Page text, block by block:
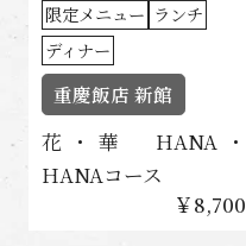
限定メニュー ランチ
ディナー
重慶飯店 新館
花・華 HANA・
HANAコース
￥8,700